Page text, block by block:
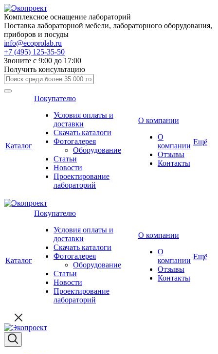
Комплексное оснащение лабораторий
Поставка лабораторной мебели, лабораторного оборудования,
приборов и посуды
info@ecoprolab.ru
+7 (495) 125-35-50
Звоните с 9:00 до 17:00
Получить консультацию
Каталог
Покупателю
Условия оплаты и
доставки
Скачать каталоги
Фотогалерея
Оборудование
Статьи
Новости
Проектирование
лабораторий
О компании
О
компании
Отзывы
Контакты
Ещё
Каталог
Покупателю
Условия оплаты и
доставки
Скачать каталоги
Фотогалерея
Оборудование
Статьи
Новости
Проектирование
лабораторий
О компании
О
компании
Отзывы
Контакты
Ещё